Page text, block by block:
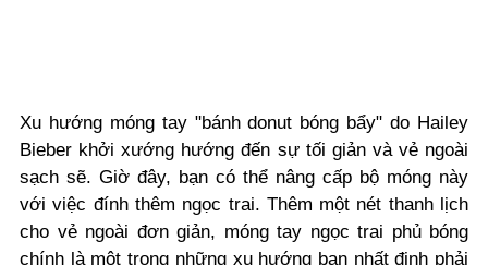
Xu hướng móng tay "bánh donut bóng bẩy" do Hailey
Bieber khởi xướng hướngđến sự tối giản và vẻ ngoài
sạch sẽ. Giờ đây, bạn có thể nâng cấp bộ móng này
với việc đính thêm ngọc trai. Thêm một nét thanh lịch
cho vẻ ngoài đơn giản, móng tay ngọc trai phủ bóng
chính là một trong những xu hướng bạn nhất định phải